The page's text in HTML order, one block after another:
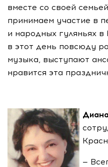
вместе со своей
принимаем участие в
и народных гуляньях
в этот день повсюду
музыка, выступают
нравится эта
—